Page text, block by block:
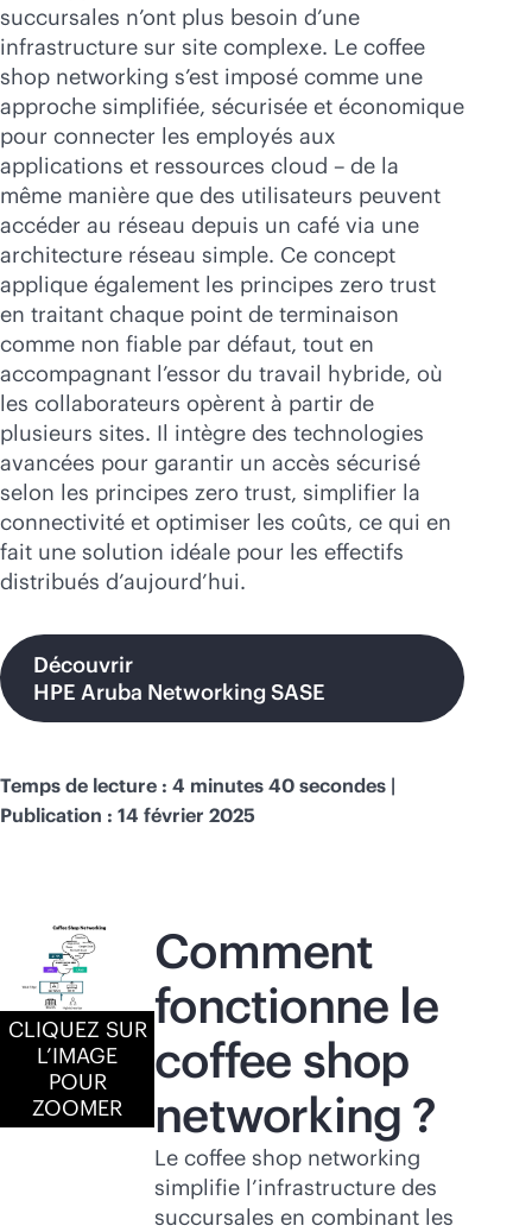
Acheter maintenant
succursales n’ont plus besoin d’une
infrastructure sur site complexe. Le coffee
shop networking s’est imposé comme une
approche simplifiée, sécurisée et économique
pour connecter les employés aux
applications et ressources cloud – de la
même manière que des utilisateurs peuvent
accéder au réseau depuis un café via une
architecture réseau simple. Ce concept
applique également les principes zero trust
en traitant chaque point de terminaison
comme non fiable par défaut, tout en
accompagnant l’essor du travail hybride, où
les collaborateurs opèrent à partir de
plusieurs sites. Il intègre des technologies
avancées pour garantir un accès sécurisé
selon les principes zero trust, simplifier la
connectivité et optimiser les coûts, ce qui en
fait une solution idéale pour les effectifs
distribués d’aujourd’hui.
Découvrir
HPE Aruba Networking SASE
Temps de lecture : 4 minutes 40 secondes |
Publication : 14 février 2025
CLIQUEZ SUR
L’IMAGE
POUR
ZOOMER
Comment
fonctionne le
coffee shop
networking ?
Le coffee shop networking
simplifie l’infrastructure des
succursales en combinant les